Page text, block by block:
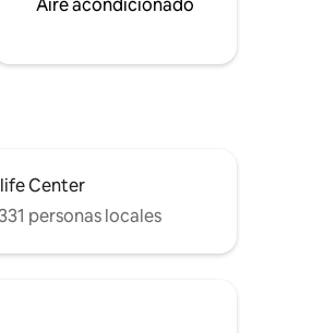
junto al agua para tu viaje
Aire acondicionado
Center
personas locales